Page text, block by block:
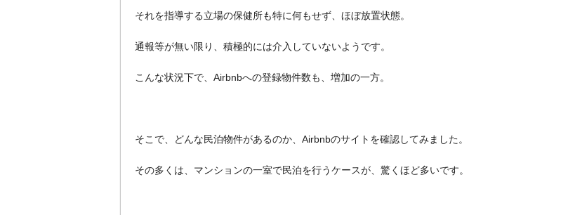
それを指導する立場の保健所も特に何もせず、ほぼ放置状態。
通報等が無い限り、積極的には介入していないようです。
こんな状況下で、Airbnbへの登録物件数も、増加の一方。
そこで、どんな民泊物件があるのか、Airbnbのサイトを確認してみました。
その多くは、マンションの一室で民泊を行うケースが、驚くほど多いです。
サラリーマン大家さんを応援！マンション経営、アパート経営の空室対策として、入居を促すリフォー